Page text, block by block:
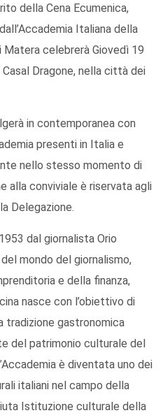
della Cena Ecumenica,
Italiana della
Matera celebrerà Giovedì 19
Dragone, nella città dei
in contemporanea con
presenti in Italia e
nello stesso momento di
alla conviviale è riservata agli
Delegazione.
dal giornalista Orio
mondo del giornalismo,
e della finanza,
nasce con l’obiettivo di
tradizione gastronomica
del patrimonio culturale del
è diventata uno dei
italiani nel campo della
Istituzione culturale della